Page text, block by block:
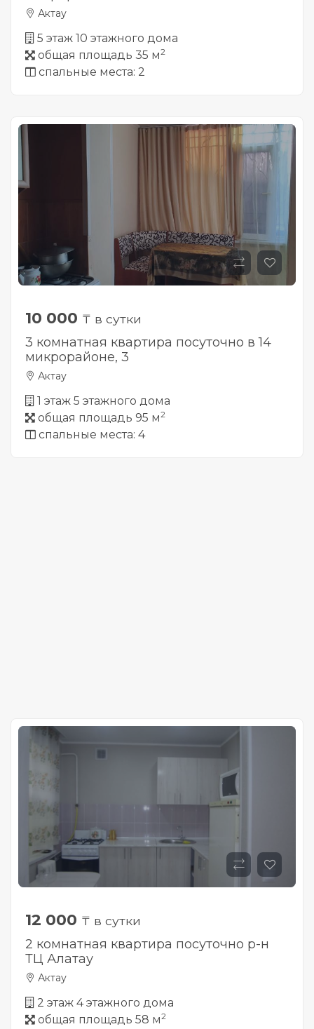
Актау
5 этаж 10 этажного дома
общая площадь 35 м2
спальные места: 2
10 000 ₸ в сутки
3 комнатная квартира посуточно в 14
микрорайоне, 3
Актау
1 этаж 5 этажного дома
общая площадь 95 м2
спальные места: 4
12 000 ₸ в сутки
2 комнатная квартира посуточно р-н
ТЦ Алатау
Актау
2 этаж 4 этажного дома
общая площадь 58 м2